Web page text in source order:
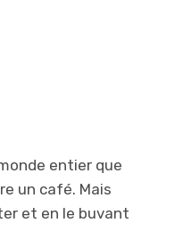
entier que
un café. Mais
et en le buvant